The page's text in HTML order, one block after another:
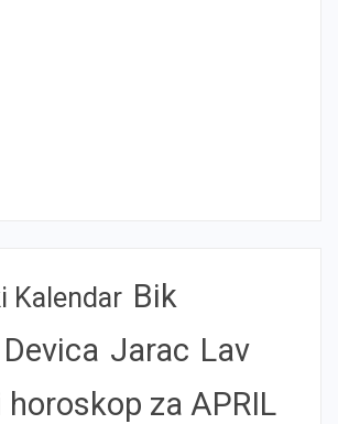
Kalendar Bik
Devica Jarac Lav
za APRIL